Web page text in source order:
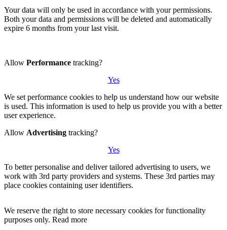
Your data will only be used in accordance with your permissions.
Both your data and permissions will be deleted and automatically
expire 6 months from your last visit.
Allow Performance tracking?
Yes
We set performance cookies to help us understand how our website
is used. This information is used to help us provide you with a better
user experience.
Allow Advertising tracking?
Yes
To better personalise and deliver tailored advertising to users, we
work with 3rd party providers and systems. These 3rd parties may
place cookies containing user identifiers.
We reserve the right to store necessary cookies for functionality
purposes only. Read more